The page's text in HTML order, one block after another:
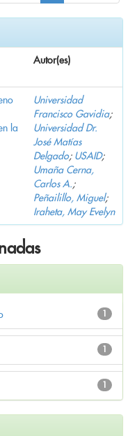
Autor(es)
la
Universidad
Francisco Gavidia;
Universidad Dr.
José Matías
Delgado; USAID;
Umaña Cerna,
Carlos A.;
Peñailillo, Miguel;
Iraheta, May Evelyn
1
1
1